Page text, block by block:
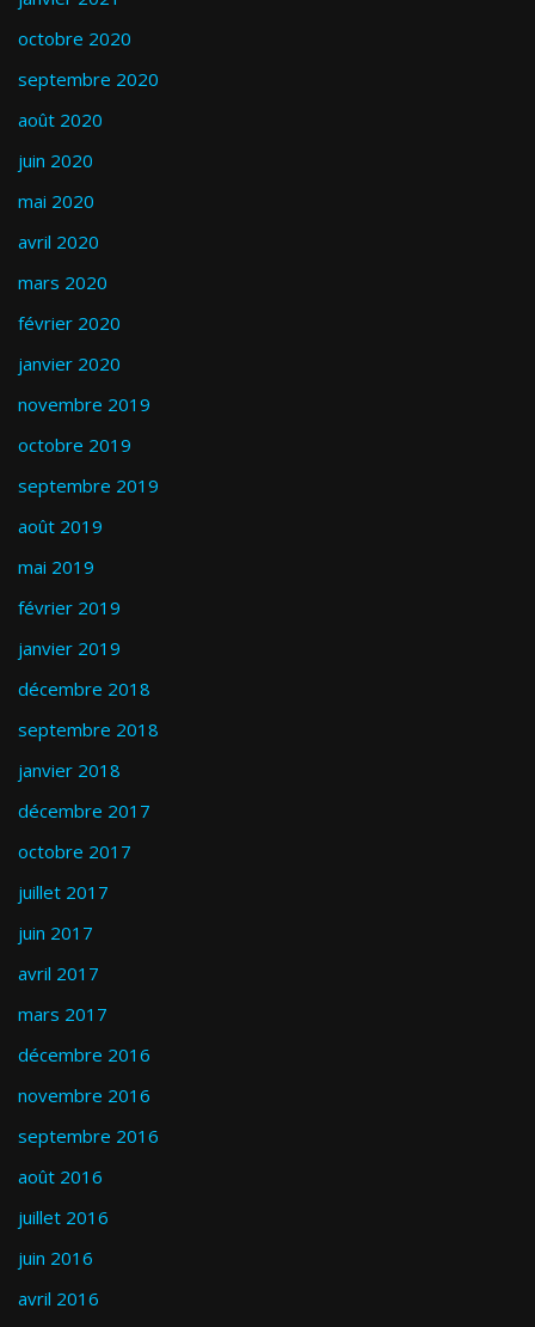
octobre 2020
septembre 2020
août 2020
juin 2020
mai 2020
avril 2020
mars 2020
février 2020
janvier 2020
novembre 2019
octobre 2019
septembre 2019
août 2019
mai 2019
février 2019
janvier 2019
décembre 2018
septembre 2018
janvier 2018
décembre 2017
octobre 2017
juillet 2017
juin 2017
avril 2017
mars 2017
décembre 2016
novembre 2016
septembre 2016
août 2016
juillet 2016
juin 2016
avril 2016